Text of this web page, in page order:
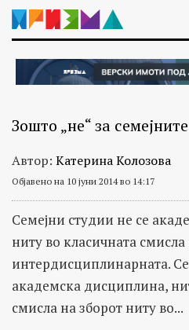
Зошто „не“ за
Автор: Катерина Колозова
Објавено на 10 јуни 2014 во 14:17
Семејни студии не се
ниту во класичната
интердисциплинарната.
академска дисциплина,
смисла на зборот ниту во...